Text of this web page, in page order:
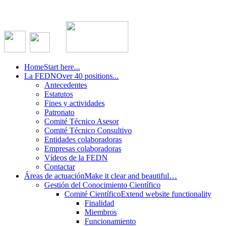
HomeStart here...
La FEDNOver 40 positions...
Antecedentes
Estatutos
Fines y actividades
Patronato
Comité Técnico Asesor
Comité Técnico Consultivo
Entidades colaboradoras
Empresas colaboradoras
Vídeos de la FEDN
Contactar
Áreas de actuaciónMake it clear and beautiful…
Gestión del Conocimiento Científico
Comité CientíficoExtend website functionality
Finalidad
Miembros
Funcionamiento